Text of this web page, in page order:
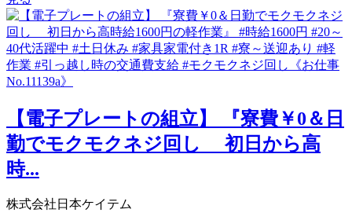
【電子プレートの組立】 『寮費￥0＆日
勤でモクモクネジ回し 初日から高
時...
株式会社日本ケイテム